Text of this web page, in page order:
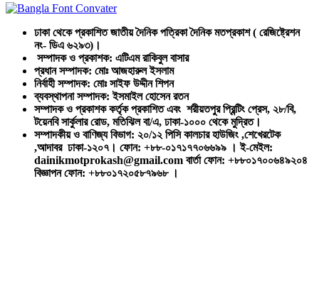
ঢাকা থেকে প্রকাশিত জাতীয় দৈনিক পত্রিকা দৈনিক মতপ্রকাশ ( রেজিষ্ট্রেশন
নং- ডিএ ৬২৯৩)।
সম্পাদক ও প্রকাশক: এটিএম রাকিবুল বাসার
প্রধান সম্পাদক: মোঃ আজহারুল ইসলাম
নির্বাহী সম্পাদক: মোঃ সাইফ উদ্দীন শিপন
ব্যবস্থাপনা সম্পাদক: ইসমাইল হোসেন রতন
সম্পাদক ও প্রকাশক কর্তৃক প্রকাশিত এবং শরীয়তপুর প্রিন্টিং প্রেস, ২৮/বি,
টয়েনবি সার্কুলার রোড, মতিঝিল বা/এ, ঢাকা-১০০০ থেকে মুদ্রিত।
সম্পাদকীয় ও বাণিজ্য বিভাগ: ২০/১২ পিসি কালচার হাউজিং ,শেখেরটেক
,আদাবর ঢাকা-১২০৭। ফোন: +৮৮-০১৭১৭৭০৬৬৯৯ । ই-মেইল:
dainikmotprokash@gmail.com বার্তা ফোন: +৮৮০১৭০০৬৪৯২০৪
বিজ্ঞাপন ফোন: +৮৮০১৭২০৫৮৭৯৬৮ ।